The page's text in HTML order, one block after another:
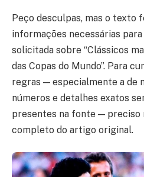
Peço desculpas, mas o texto
informações necessárias
solicitada sobre “Clássicos
das Copas do Mundo”. Para
regras — especialmente a de
números e detalhes exatos
presentes na fonte — preciso
completo do artigo original.